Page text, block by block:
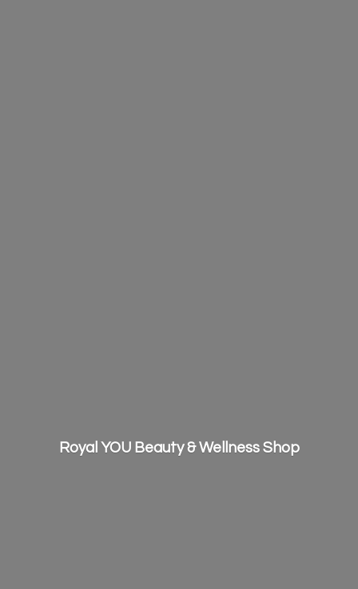
Royal YOU Beauty &Wellness Shop